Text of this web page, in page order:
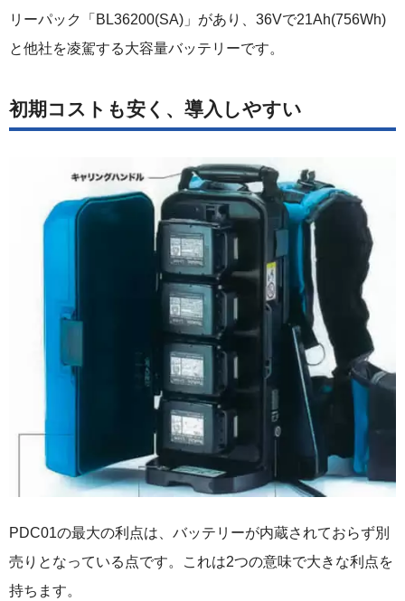
リーパック「BL36200(SA)」があり、36Vで21Ah(756Wh)
と他社を凌駕する大容量バッテリーです。
初期コストも安く、導入しやすい
PDC01の最大の利点は、バッテリーが内蔵されておらず別
売りとなっている点です。これは2つの意味で大きな利点を
持ちます。